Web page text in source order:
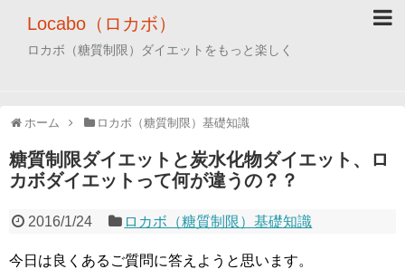
Locabo（ロカボ）
ロカボ（糖質制限）ダイエットをもっと楽しく
ホーム ロカボ（糖質制限）基礎知識
糖質制限ダイエットと炭水化物ダイエット、ロ
カボダイエットって何が違うの？？
2016/1/24 ロカボ（糖質制限）基礎知識
今日は良くあるご質問に答えようと思います。